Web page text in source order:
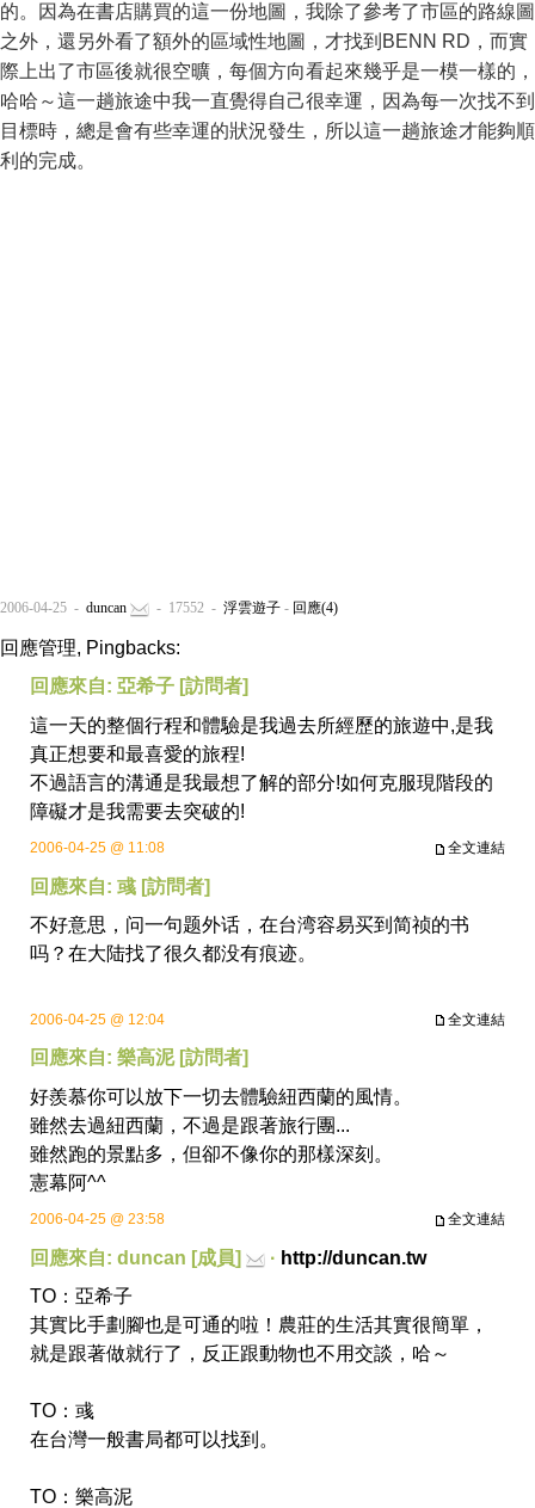
的。因為在書店購買的這一份地圖，我除了參考了市區的路線圖
之外，還另外看了額外的區域性地圖，才找到BENN RD，而實
際上出了市區後就很空曠，每個方向看起來幾乎是一模一樣的，
哈哈～這一趟旅途中我一直覺得自己很幸運，因為每一次找不到
目標時，總是會有些幸運的狀況發生，所以這一趟旅途才能夠順
利的完成。
2006-04-25 - duncan - 17552 - 浮雲遊子 - 回應(4)
回應管理, Pingbacks:
回應來自: 亞希子 [訪問者]
這一天的整個行程和體驗是我過去所經歷的旅遊中,是我
真正想要和最喜愛的旅程!
不過語言的溝通是我最想了解的部分!如何克服現階段的
障礙才是我需要去突破的!
全文連結
2006-04-25 @ 11:08
回應來自: 彧 [訪問者]
不好意思，问一句题外话，在台湾容易买到简祯的书
吗？在大陆找了很久都没有痕迹。
全文連結
2006-04-25 @ 12:04
回應來自: 樂高泥 [訪問者]
好羨慕你可以放下一切去體驗紐西蘭的風情。
雖然去過紐西蘭，不過是跟著旅行團...
雖然跑的景點多，但卻不像你的那樣深刻。
憲幕阿^^
全文連結
2006-04-25 @ 23:58
回應來自: duncan [成員] · http://duncan.tw
TO：亞希子
其實比手劃腳也是可通的啦！農莊的生活其實很簡單，
就是跟著做就行了，反正跟動物也不用交談，哈～
TO：彧
在台灣一般書局都可以找到。
TO：樂高泥